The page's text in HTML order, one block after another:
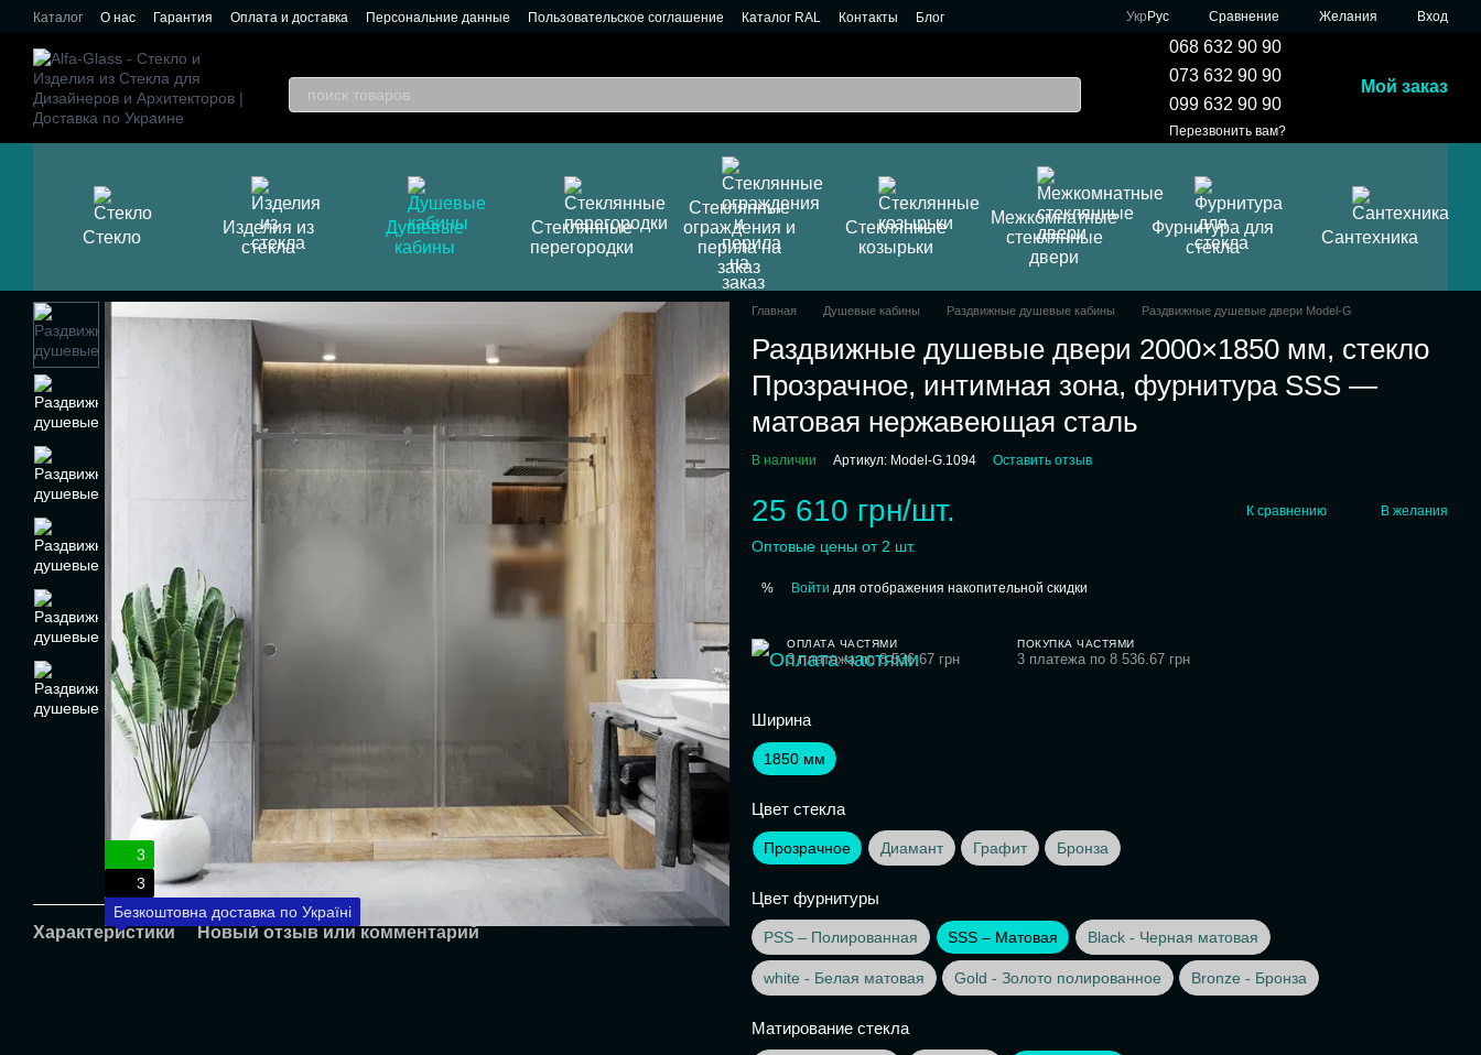
Перейти к основному контенту
Каталог О нас Гарантия Оплата и доставка Персональние данные Пользовательское соглашение Каталог RAL Контакты Блог Укр Рус Сравнение Желания Вход
068 632 90 90
073 632 90 90
099 632 90 90
Перезвонить вам?
Мой заказ
Стекло
Изделия из
стекла
Душевые
кабины
Стеклянные
перегородки
Стеклянные
ограждения и
перила на
заказ
Стеклянные
козырьки
Межкомнатные
стеклянные
двери
Фурнитура для
стекла
Сантехника
3
3
Безкоштовна доставка по Україні
Характеристики Новый отзыв или комментарий
Главная Душевые кабины Раздвижные душевые кабины Раздвижные душевые двери Model-G
Раздвижные душевые двери 2000×1850 мм, стекло
Прозрачное, интимная зона, фурнитура SSS —
матовая нержавеющая сталь
В наличии Артикул: Model-G.1094 Оставить отзыв
25 610 грн/шт. К сравнению В желания
Оптовые цены от 2 шт.
% Войти для отображения накопительной скидки
ОПЛАТА ЧАСТЯМИ
3 платежа по 8 536.67 грн
ПОКУПКА ЧАСТЯМИ
3 платежа по 8 536.67 грн
Ширина
1850 мм
Цвет стекла
Прозрачное Диамант Графит Бронза
Цвет фурнитуры
PSS – Полированная SSS – Матовая Black - Черная матовая
white - Белая матовая Gold - Золото полированное Bronze - Бронза
Матирование стекла